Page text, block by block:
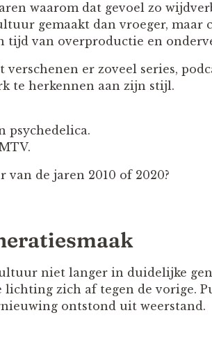
waarom dat gevoel zo
gemaakt dan vroeger, maar
tijd van overproductie en
er zoveel series,
te herkennen aan zijn stijl.
psychedelica.
de jaren 2010 of 2020?
niet langer in duidelijke
zich af tegen de vorige.
ontstond uit weerstand.